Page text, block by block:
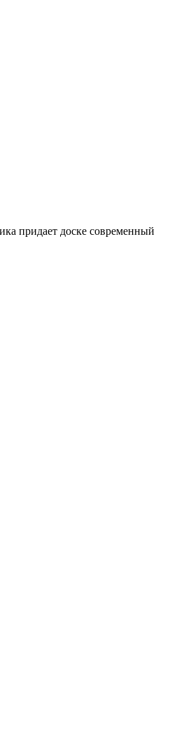
придает доске современный